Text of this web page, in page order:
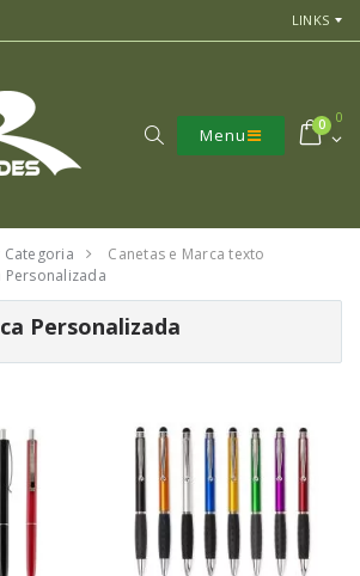
LINKS
Menu
0
0
Canetas e Marca texto
Personalizada
Personalizada